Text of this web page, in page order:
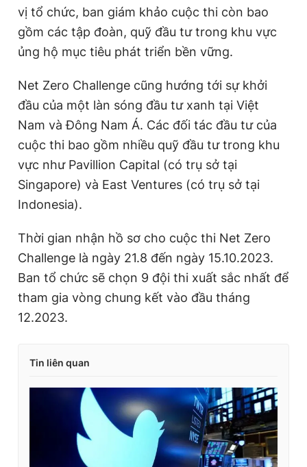
vị tổ chức, ban giám khảo cuộc thi còn bao
gồm các tập đoàn, quỹ đầu tư trong khu vực
ủng hộ mục tiêu phát triển bền vững.
Net Zero Challenge cũng hướng tới sự khởi
đầu của một làn sóng đầu tư xanh tại Việt
Nam và Đông Nam Á. Các đối tác đầu tư của
cuộc thi bao gồm nhiều quỹ đầu tư trong khu
vực như Pavillion Capital (có trụ sở tại
Singapore) và East Ventures (có trụ sở tại
Indonesia).
Thời gian nhận hồ sơ cho cuộc thi Net Zero
Challenge là ngày 21.8 đến ngày 15.10.2023.
Ban tổ chức sẽ chọn 9 đội thi xuất sắc nhất để
tham gia vòng chung kết vào đầu tháng
12.2023.
Tin liên quan